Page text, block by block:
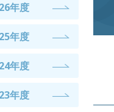
年度
年度
年度
年度